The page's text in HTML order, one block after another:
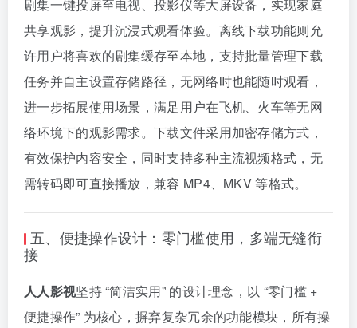
剧集一键投屏至电视、投影仪等大屏设备，实现家庭
共享观影，提升沉浸式观看体验。离线下载功能则允
许用户将喜欢的剧集缓存至本地，支持批量管理下载
任务并自主设置存储路径，无网络时也能随时观看，
进一步拓展使用场景，满足用户在飞机、火车等无网
络环境下的观影需求。下载文件采用加密存储方式，
有效保护内容安全，同时支持多种主流视频格式，无
需转码即可直接播放，兼容 MP4、MKV 等格式。
五、便捷操作设计：零门槛使用，多端无缝衔
接
人人影视坚持 “简洁实用” 的设计理念，以 “零门槛 +
便捷操作” 为核心，摒弃复杂冗余的功能模块，所有操